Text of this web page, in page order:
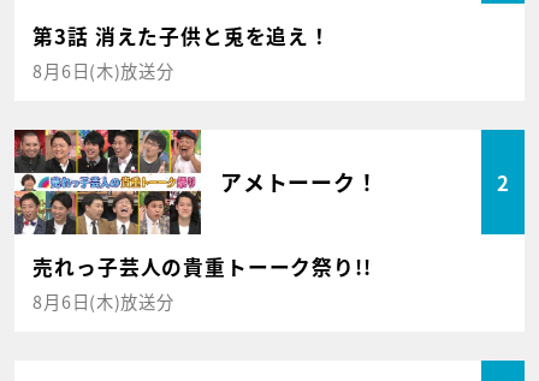
第3話 消えた子供と兎を追え！
8月6日(木)放送分
アメトーーク！ 2
売れっ子芸人の貴重トーーク祭り!!
8月6日(木)放送分